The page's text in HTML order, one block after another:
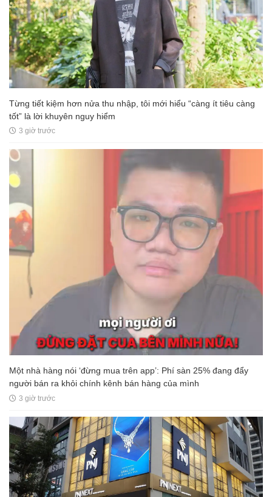
Từng tiết kiệm hơn nửa thu nhập, tôi mới hiểu “càng ít tiêu càng
tốt” là lời khuyên nguy hiểm
3 giờ trước
Một nhà hàng nói ‘đừng mua trên app’: Phí sàn 25% đang đẩy
người bán ra khỏi chính kênh bán hàng của mình
3 giờ trước